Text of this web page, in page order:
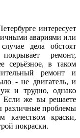
интересует
авариями или
дела обстоят
ремонт,
серьёзное, в таком
ремонт и
- не двигатель, и
и трудно, однако
Если же вы решаете
различные проблемы
качеством краски,
покраски.